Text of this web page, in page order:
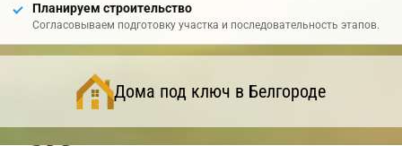
Планируем строительство
Согласовываем подготовку участка и последовательность этапов.
Дома под ключ в Белгороде